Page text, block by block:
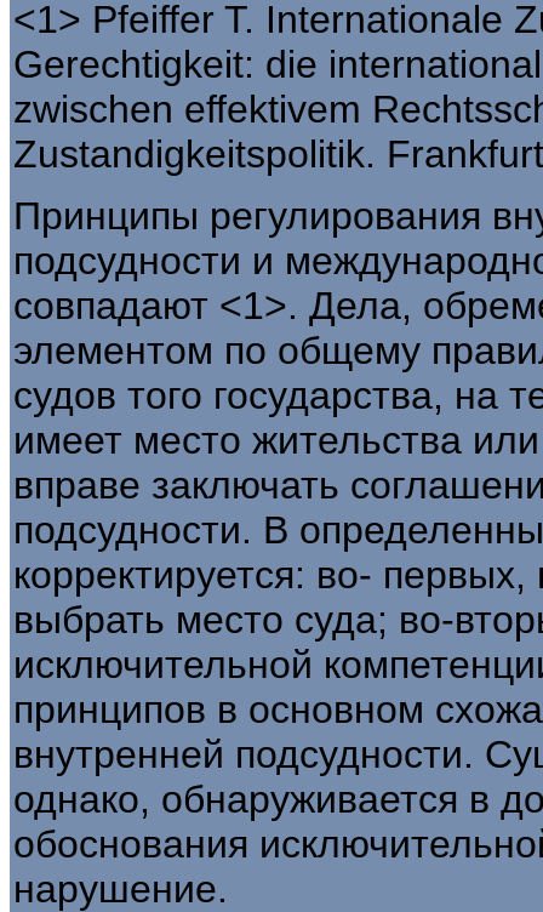
<1> Pfeiffer T. Internationale
Gerechtigkeit: die
zwischen effektivem
Zustandigkeitspolitik.
Принципы регулирования
подсудности и
совпадают <1>. Дела,
элементом по общему
судов того государства, на
имеет место жительства
вправе заключать
подсудности. В
корректируется: во-
выбрать место суда; во-
исключительной
принципов в основном
внутренней подсудности.
однако, обнаруживается в
обоснования
нарушение.